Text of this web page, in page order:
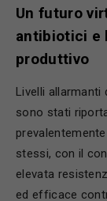
Un futuro
antibiotici e
produttivo
Livelli allarmanti
sono stati
stessi, con il
elevata
ed efficace